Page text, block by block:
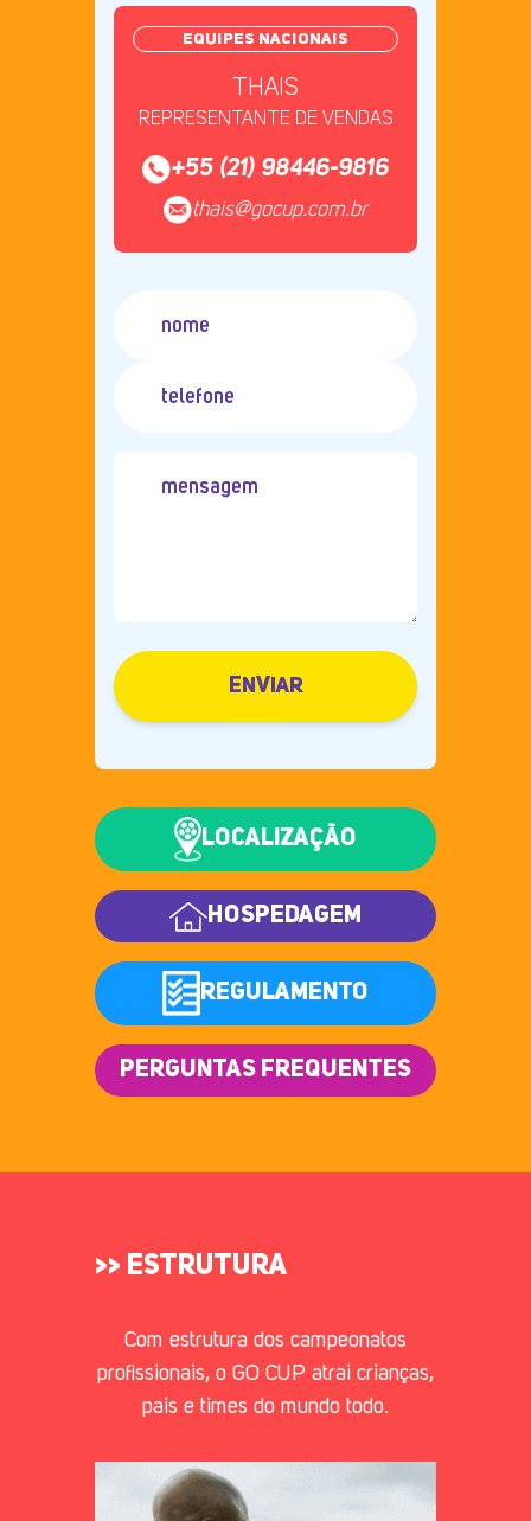
EQUIPES NACIONAIS
THAIS
REPRESENTANTE DE VENDAS
+55 (21) 98446-9816
thais@gocup.com.br
ENVIAR
LOCALIZAÇÃO
HOSPEDAGEM
REGULAMENTO
PERGUNTAS FREQUENTES
>> ESTRUTURA
Com estrutura dos campeonatos
profissionais, o GO CUP atrai crianças,
pais e times do mundo todo.